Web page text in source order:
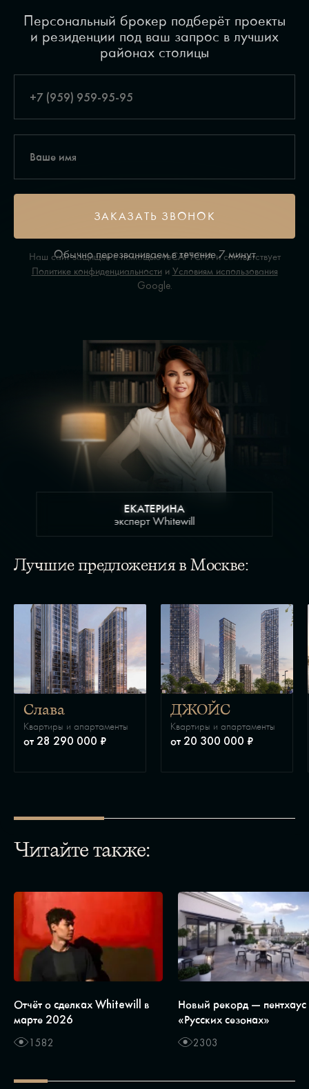
Персональный брокер подберёт проекты
и резиденции под ваш запрос в лучших
районах столицы
ЗАКАЗАТЬ ЗВОНОК
Обычно перезваниваем в течение 7 минут
Наш сайт защищен с помощью reCAPTCHA и соответствует
Политике конфиденциальности и Условиям использования
Google.
ЕКАТЕРИНА
эксперт Whitewill
Лучшие предложения в Москве:
Слава
Квартиры и апартаменты
от 28 290 000 ₽
ДЖОЙС
Квартиры и апартаменты
от 20 300 000 ₽
Читайте также:
Отчёт о сделках Whitewill в
марте 2026
1582
Новый рекорд — пентхаус
«Русских сезонах»
2303